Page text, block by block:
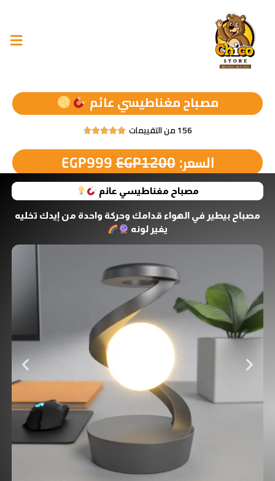
مصباح مغناطيسي عائم
156 من التقييمات 




السعر: EGP1200
EGP999
مصباح مغناطيسي عائم
مصباح بيطير في الهواء قدامك وحركة واحدة من إيدك تخليه
يغير لونه